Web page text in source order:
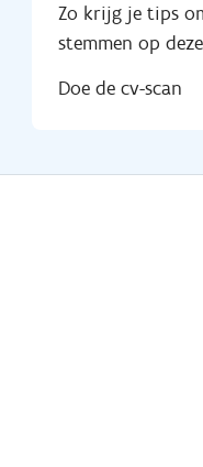
Zo krijg je tips
stemmen op
Doe de cv-scan